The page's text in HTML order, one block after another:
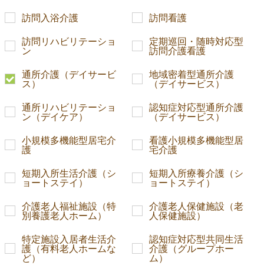
訪問入浴介護 訪問看護
訪問リハビリテーショ
ン
定期巡回・随時対応型
訪問介護看護
通所介護（デイサービ
ス）
地域密着型通所介護
（デイサービス）
通所リハビリテーショ
ン（デイケア）
認知症対応型通所介護
（デイサービス）
小規模多機能型居宅介
護
看護小規模多機能型居
宅介護
短期入所生活介護（シ
ョートステイ）
短期入所療養介護（シ
ョートステイ）
介護老人福祉施設（特
別養護老人ホーム）
介護老人保健施設（老
人保健施設）
特定施設入居者生活介
護（有料老人ホームな
ど）
認知症対応型共同生活
介護（グループホー
ム）